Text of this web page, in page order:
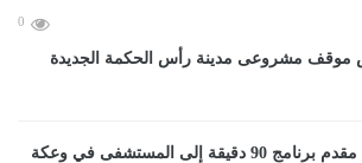
0
موقف مشروعى مدينة رأس الحكمة الجديدة